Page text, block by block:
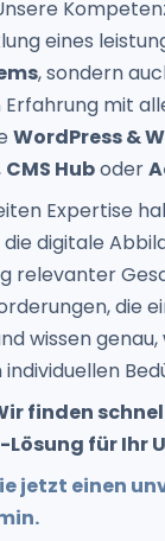
eines
, sondern
mit
WordPress &
CMS Huboder
Expertise
digitale
relevanter
die
wissen
finden
Lösung für Ihr
jetzt einen